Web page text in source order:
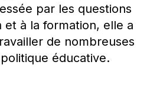
par les questions
et à la formation, elle a
de nombreuses
éducative.